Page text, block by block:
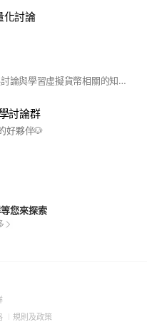
化討論
菁英交易學院 Elite 歡迎一起討論與學習虛擬貨幣相關的知識💎 💎 💎 #比特幣 #虛擬貨幣 #幣安 #Binance #派網 #合約 #交易 #賺錢 #okx #加密貨幣 #網格 #Pionex #挖礦 #礦機 #投資 #賺錢 #BTC #ETH #狗狗幣 #sol #nft #IEO #gamefi #sol #ray #solana #axie #doge #K絲莉 #幣圈反指標 #白總 #4J ✨✨✨ /股票/房市/理財/信用卡/存錢
討論群
好夥伴🐶
您來探索
(Open
(Open
規則及政策(Open